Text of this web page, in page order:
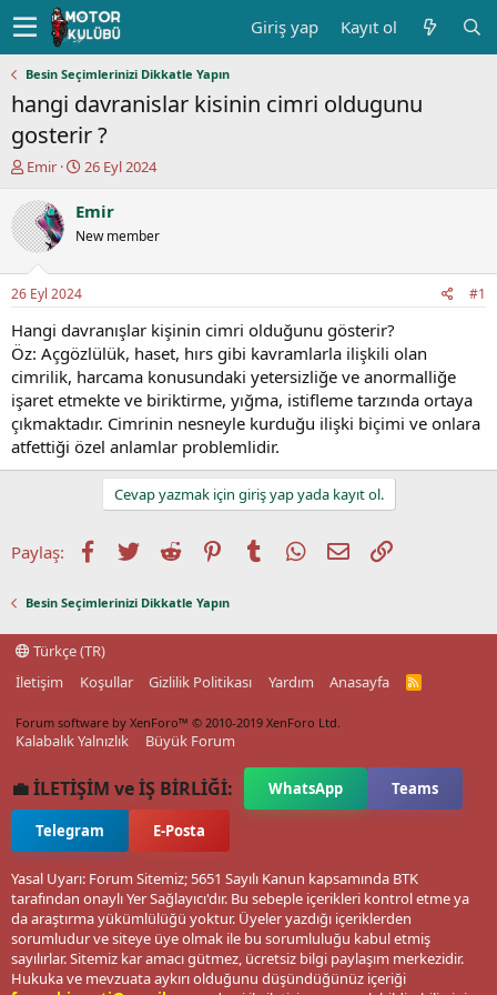
Giriş yap Kayıt ol
Besin Seçimlerinizi Dikkatle Yapın
hangi davranislar kisinin cimri oldugunu
gosterir ?
K
n
u
y
b
a
ş
a
t
a
n
Emir
B
ş
a
ç
a
r
i
h
i
26 Eyl 2024
Emir
New member
26 Eyl 2024 #1
Hangi davranışlar kişinin cimri olduğunu gösterir?
Öz: Açgözlülük, haset, hırs gibi kavramlarla ilişkili olan
cimrilik, harcama konusundaki yetersizliğe ve anormalliğe
işaret etmekte ve biriktirme, yığma, istifleme tarzında ortaya
çıkmaktadır. Cimrinin nesneyle kurduğu ilişki biçimi ve onlara
atfettiği özel anlamlar problemlidir.
Cevap yazmak için giriş yap yada kayıt ol.
Paylaş: Facebook
TwitterReddit PinterestTumblrWhatsApp
E-postaLink
Besin Seçimlerinizi Dikkatle Yapın
Türkçe (TR)
İletişim
Koşullar Gizlilik Politikası Yardım Anasayfa
R
Forum software by XenForo™ © 2010-2019 XenForo Ltd.
Kalabalık Yalnızlık Büyük Forum
💼 İLETİŞİM ve İŞ BİRLİĞİ: WhatsApp Teams
Telegram E-Posta
Yasal Uyarı: Forum Sitemiz; 5651 Sayılı Kanun kapsamında BTK
tarafından onaylı Yer Sağlayıcı'dır. Bu sebeple içerikleri kontrol etme ya
da araştırma yükümlülüğü yoktur. Üyeler yazdığı içeriklerden
sorumludur ve siteye üye olmak ile bu sorumluluğu kabul etmiş
sayılırlar. Sitemiz kar amacı gütmez, ücretsiz bilgi paylaşım merkezidir.
Hukuka ve mevzuata aykırı olduğunu düşündüğünüz içeriği